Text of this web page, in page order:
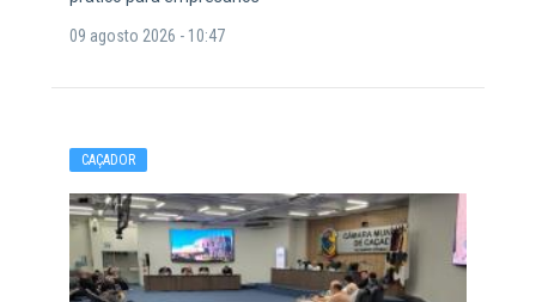
09 agosto 2026 - 10:47
CAÇADOR